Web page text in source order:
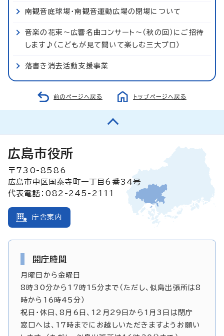
南観音庭球場・南観音運動広場の閉場について
音楽の花束～広響名曲コンサート～（秋の回）にご招待
します♪（こどもが見て聞いて楽しむ三大プロ）
落書き消去活動支援事業
前のページへ戻る トップページへ戻る
広島市役所
〒730-8586
広島市中区国泰寺町一丁目6番34号
代表電話：082-245-2111
庁舎案内
開庁時間
月曜日から金曜日
8時30分から17時15分まで（ただし、似島出張所は8
時から16時45分）
祝日・休日、8月6日、12月29日から1月3日は閉庁
窓口へは、17時までにお越しいただきますようお願い